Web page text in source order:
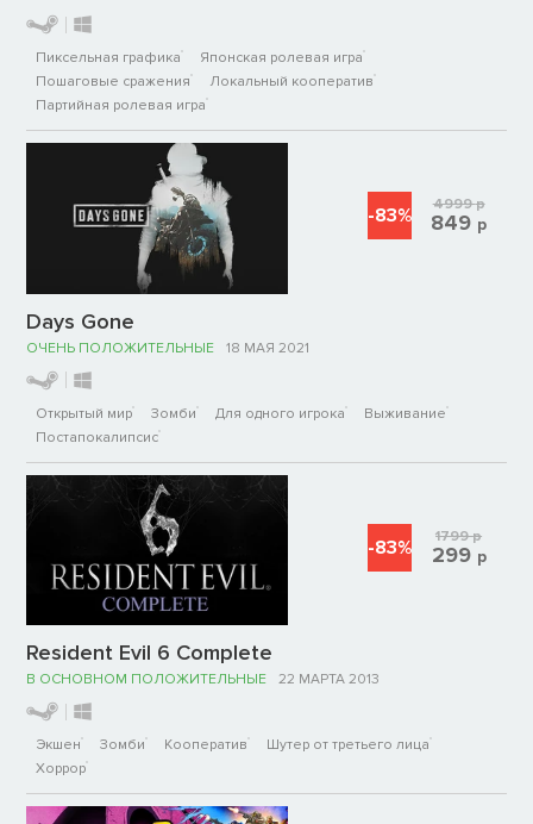
Пиксельная графика
Японская ролевая игра
Пошаговые сражения
Локальный кооператив
Партийная ролевая игра
Days Gone
ОЧЕНЬ ПОЛОЖИТЕЛЬНЫЕ 18 МАЯ 2021
Открытый мир Зомби Для одного игрока
Выживание
Постапокалипсис
-83% 4999р
849 р
Resident Evil 6 Complete
В ОСНОВНОМ ПОЛОЖИТЕЛЬНЫЕ 22 МАРТА 2013
Экшен Зомби Кооператив
Шутер от третьего лица
Хоррор
-83% 1799р
299 р